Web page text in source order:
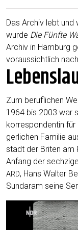
Das Archiv lebt
wur­de Die Fünf­te
Archiv in Ham­burg
vor­aus­sicht­lich
Zum beruf­li­chen
1964 bis 2003 war
korrespondentin für
ger­li­chen Fami­lie
stadt der Bri­ten am
Anfang der
ARD, Hans Wal­ter
Sun­daram sei­ne